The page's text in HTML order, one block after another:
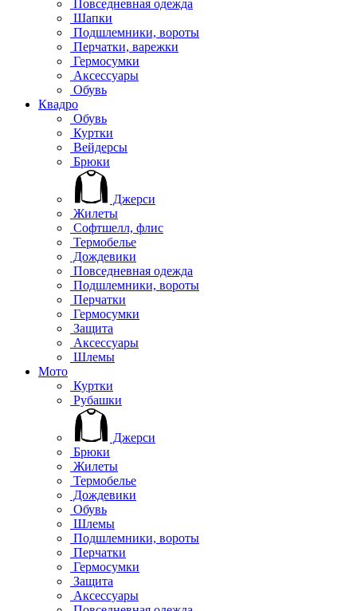
Повседневная одежда
Шапки
Подшлемники, вороты
Перчатки, варежки
Гермосумки
Аксессуары
Обувь
Квадро
Обувь
Куртки
Вейдерсы
Брюки
Джерси
Жилеты
Софтшелл, флис
Термобелье
Дождевики
Повседневная одежда
Подшлемники, вороты
Перчатки
Гермосумки
Защита
Аксессуары
Шлемы
Мото
Куртки
Рубашки
Джерси
Брюки
Жилеты
Термобелье
Дождевики
Обувь
Шлемы
Подшлемники, вороты
Перчатки
Гермосумки
Защита
Аксессуары